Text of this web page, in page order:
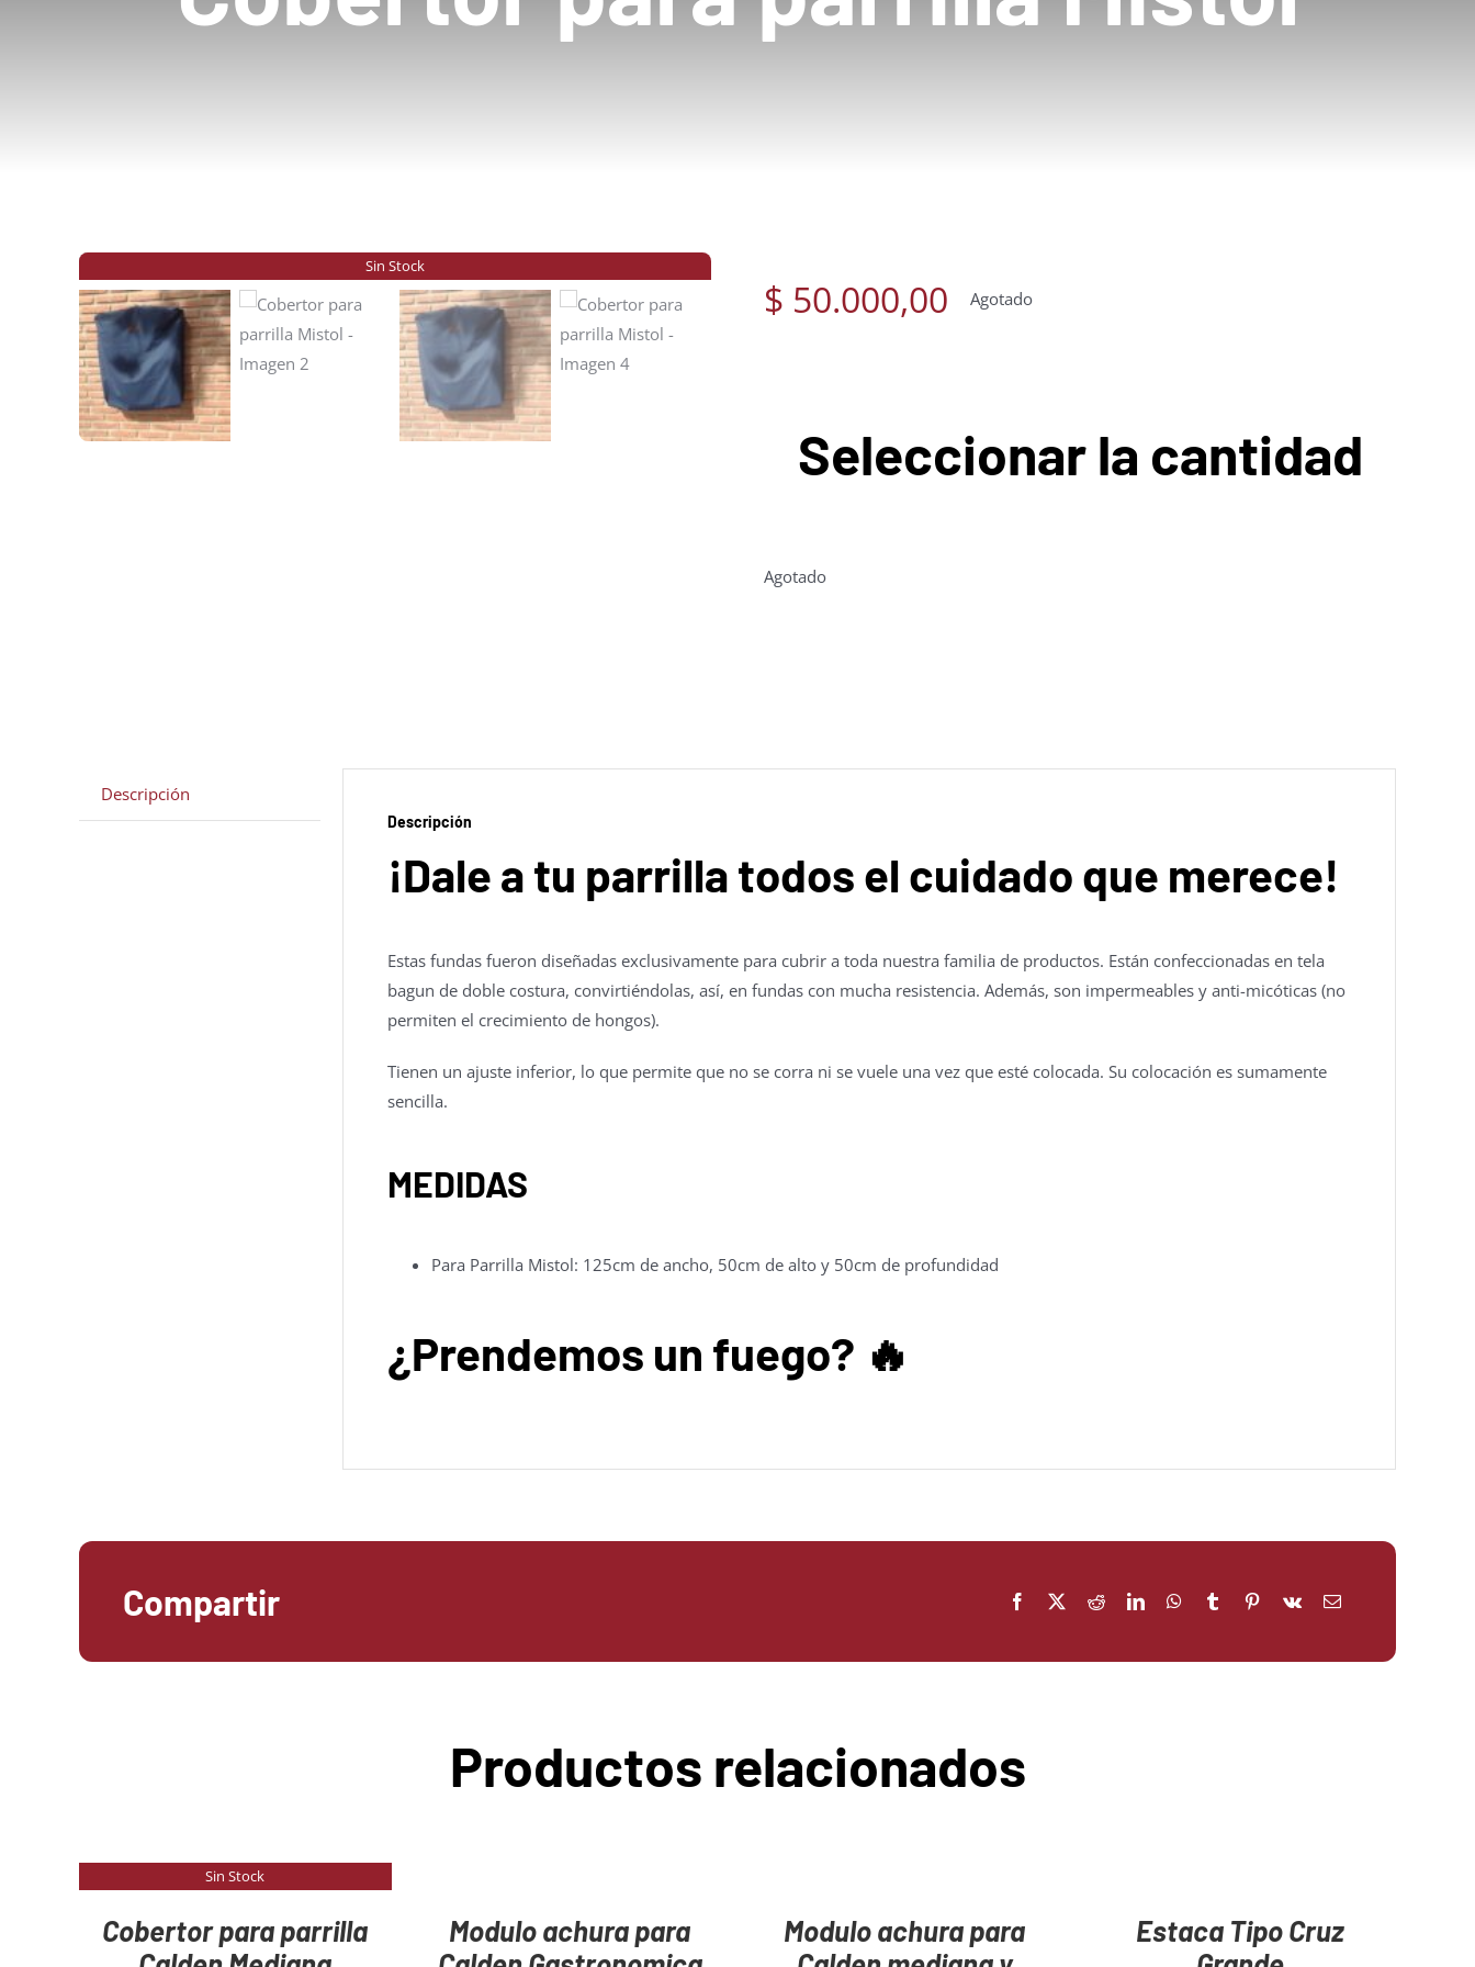
Sin Stock
$ 50.000,00 Agotado
Seleccionar la cantidad
Agotado
Descripción
Descripción
¡Dale a tu parrilla todos el cuidado que merece!
Estas fundas fueron diseñadas exclusivamente para cubrir a toda nuestra familia de productos. Están confeccionadas en tela
bagun de doble costura, convirtiéndolas, así, en fundas con mucha resistencia. Además, son impermeables y anti-micóticas (no
permiten el crecimiento de hongos).
Tienen un ajuste inferior, lo que permite que no se corra ni se vuele una vez que esté colocada. Su colocación es sumamente
sencilla.
MEDIDAS
Para Parrilla Mistol: 125cm de ancho, 50cm de alto y 50cm de profundidad
¿Prendemos un fuego? 🔥
Compartir
Productos relacionados
Sin Stock
Cobertor para parrilla
DETAILSModulo achura para
DETAILSModulo achura para
DETAILSEstaca Tipo Cruz